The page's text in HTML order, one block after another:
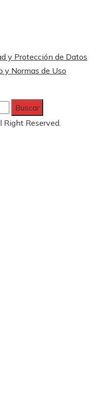
y Protección de Datos
y Normas de Uso
Reserved.